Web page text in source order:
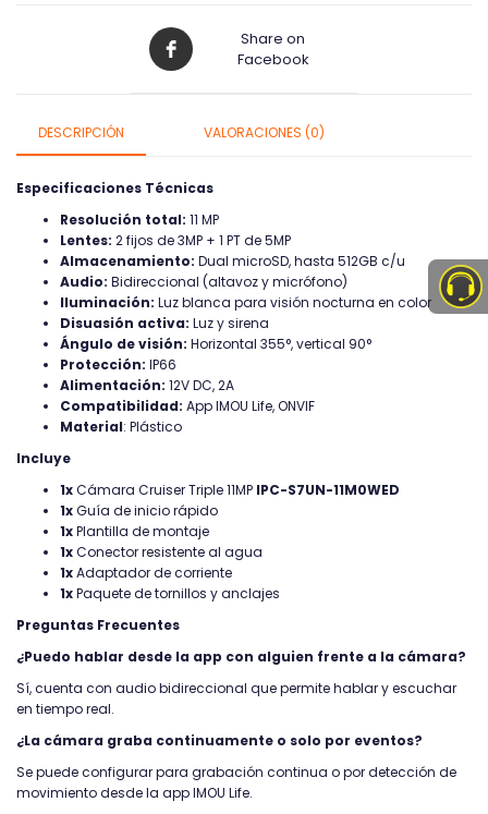
Share on
Facebook
DESCRIPCIÓN VALORACIONES (0)
Especificaciones Técnicas
Resolución total: 11 MP
Lentes: 2 fijos de 3MP + 1 PT de 5MP
Almacenamiento: Dual microSD, hasta 512GB c/u
Audio: Bidireccional (altavoz y micrófono)
Iluminación: Luz blanca para visión nocturna en color
Disuasión activa: Luz y sirena
Ángulo de visión: Horizontal 355°, vertical 90°
Protección: IP66
Alimentación: 12V DC, 2A
Compatibilidad: App IMOU Life, ONVIF
Material: Plástico
Incluye
1xCámara Cruiser Triple 11MP IPC-S7UN-11M0WED
1xGuía de inicio rápido
1xPlantilla de montaje
1xConector resistente al agua
1xAdaptador de corriente
1xPaquete de tornillos y anclajes
Preguntas Frecuentes
¿Puedo hablar desde la app con alguien frente a la cámara?
Sí, cuenta con audio bidireccional que permite hablar y escuchar
en tiempo real.
¿La cámara graba continuamente o solo por eventos?
Se puede configurar para grabación continua o por detección de
movimiento desde la app IMOU Life.